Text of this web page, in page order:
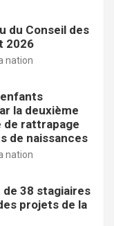
du Conseil des
2026
nation
la deuxième
de rattrapage
de naissances
nation
38 stagiaires
projets de la